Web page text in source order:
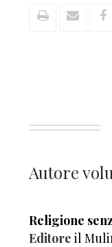
Autore
Religione
Editore il